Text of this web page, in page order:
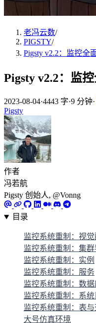
老冯云数/
PIGSTY/
Pigsty v2.2：监控全
Pigsty v2.2：监
2023-08-04·4443 字·9 分钟·
Pigsty
作者
冯若航
Pigsty 创始人, @Vonng
目录
监控系统重制：视
监控系统重制：集
监控系统重制：实例
监控系统重制：服务
监控系统重制：数
监控系统重制：系统
监控系统重制：表与
大号仿真环境